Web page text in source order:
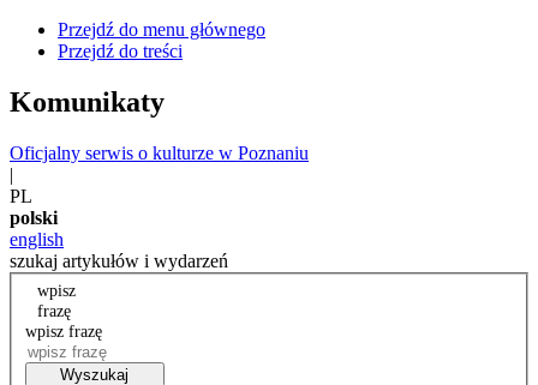
Przejdź do menu głównego
Przejdź do treści
Komunikaty
Oficjalny serwis o kulturze w Poznaniu
|
PL
polski
english
szukaj artykułów i wydarzeń
wpisz
frazę
wpisz frazę
Wyszukaj